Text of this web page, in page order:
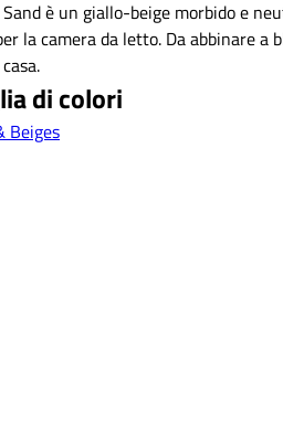
è un giallo-beige morbido e
la camera da letto. Da abbinare
di colori
Beiges